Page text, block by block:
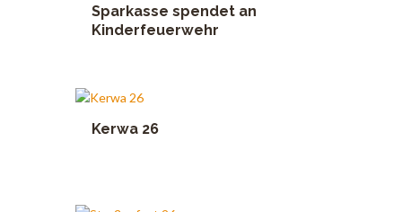
Sparkasse spendet an
Kinderfeuerwehr
Kerwa 26